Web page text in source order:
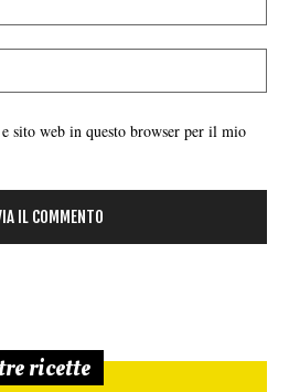
sito web in questo browser per il mio
ricette